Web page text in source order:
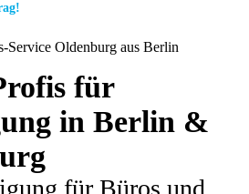
für
in Berlin &
für Büros und